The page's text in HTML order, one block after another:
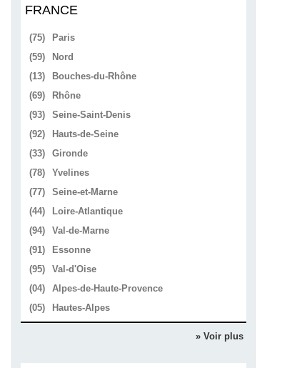
FRANCE
(75)
Paris
(59)
Nord
(13)
Bouches-du-Rhône
(69)
Rhône
(93)
Seine-Saint-Denis
(92)
Hauts-de-Seine
(33)
Gironde
(78)
Yvelines
(77)
Seine-et-Marne
(44)
Loire-Atlantique
(94)
Val-de-Marne
(91)
Essonne
(95)
Val-d'Oise
(04)
Alpes-de-Haute-Provence
(05)
Hautes-Alpes
» Voir plus